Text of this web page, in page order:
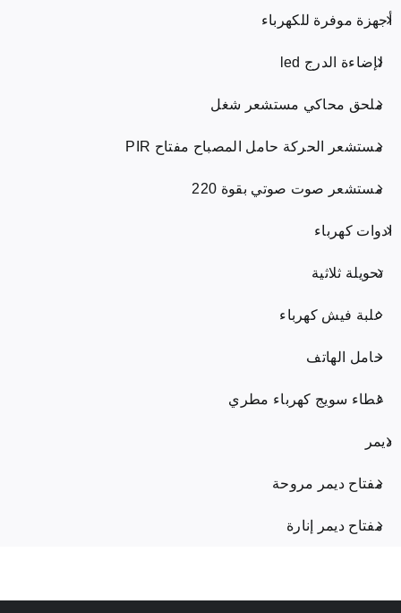
أجهزة موفرة للكهرباء
لإضاءة الدرج led
ملحق محاكي مستشعر شغل
مستشعر الحركة حامل المصباح مفتاح PIR
مستشعر صوت صوتي بقوة 220
ادوات كهرباء
تحويلة ثلاثية
علبة فيش كهرباء
حامل الهاتف
غطاء سويج كهرباء مطري
ديمر
مفتاح ديمر مروحة
مفتاح ديمر إنارة